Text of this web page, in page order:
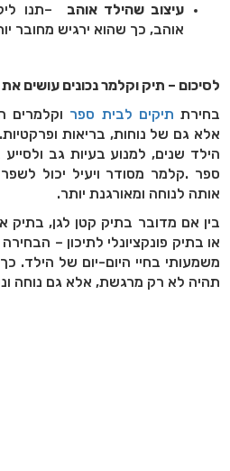
עיצוב שהילד אוהב
תנו
אוהב, כך שהוא ירגיש מחובר
לסיכום – תיק וקלמר נכונים עושים
בחירתתיקים לבית ספרוקלמרים
אלא גם של נוחות, בריאות
הילד שנים, למנוע בעיות גב ולסייע
ספר. קלמר מסודר ויעיל יכול לשפר
אותה לנוחה ומאורגנת יותר.
בין אם מדובר בתיק קטן לגן, בתיק
או בתיק פונקציונלי לתיכון –
משמעותי בחיי היום-יום של הילד.
תהיה לא רק מרגשת, אלא גם נוחה